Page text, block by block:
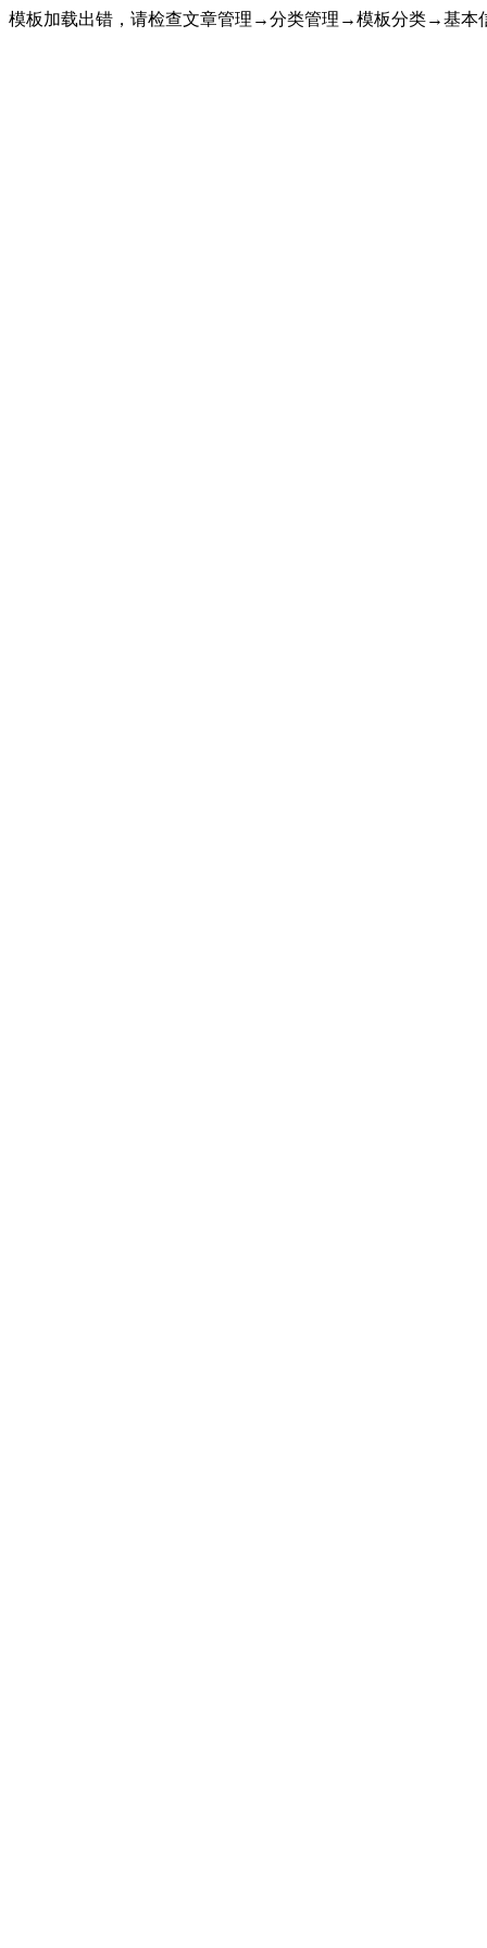
模板加载出错，请检查文章管理→分类管理→模板分类→基本